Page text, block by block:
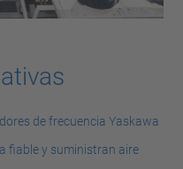
de frecuencia Yaskawa
fiable y suministran aire